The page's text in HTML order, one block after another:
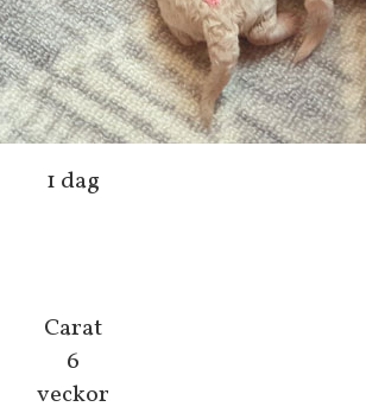
1 dag
Carat
6
veckor